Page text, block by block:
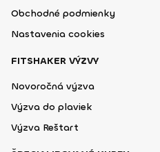
Obchodné podmienky
Nastavenia cookies
FITSHAKER VÝZVY
Novoročná výzva
Výzva do plaviek
Výzva Reštart